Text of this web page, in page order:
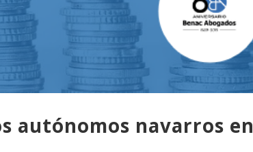
autónomos navarros en